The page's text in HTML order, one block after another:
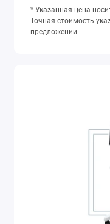
* Указанная цена
Точная стоимость
предложении.